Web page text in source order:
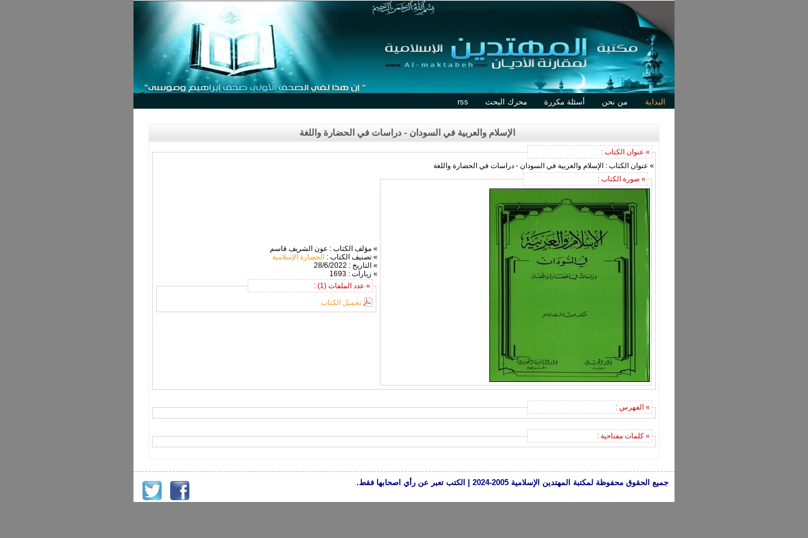
البداية من نحن أسئلة مكررة محرك البحث rss
الإسلام والعربية في السودان - دراسات في الحضارة واللغة
» عنوان الكتاب :
» عنوان الكتاب : الإسلام والعربية في السودان - دراسات في الحضارة واللغة
» صورة الكتاب :
» مؤلف الكتاب : عون الشريف قاسم
» تصنيف الكتاب : الحضارة الإسلامية
» التاريخ : 28/6/2022
» زيارات : 1693
» عدد الملفات (1) :
تحميل الكتاب
» الفهرس :
» كلمات مفتاحية :
جميع الحقوق محفوظة لمكتبة المهتدين الإسلامية 2005-2024 | الكتب تعبر عن رأي اصحابها فقط.